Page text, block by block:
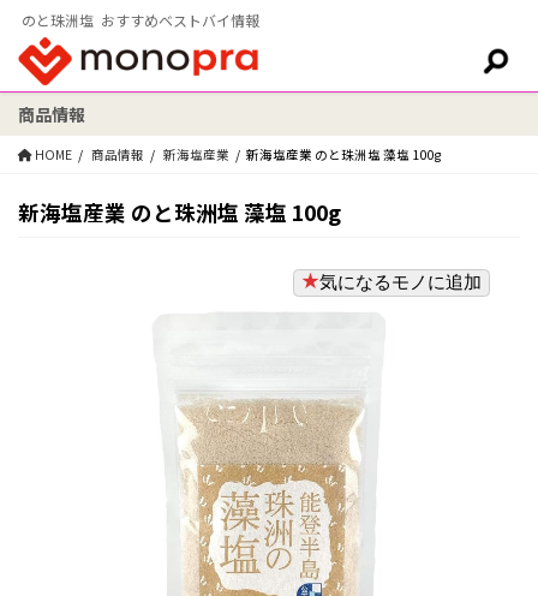
のと珠洲塩 おすすめベストバイ情報
検索:
商品情報
HOME 商品情報 新海塩産業 新海塩産業 のと珠洲塩 藻塩 100g
新海塩産業 のと珠洲塩 藻塩 100g
気になるモノに追加